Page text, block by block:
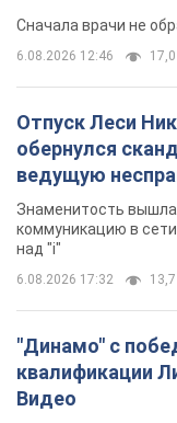
Сначала врачи не
6.08.2026 12:46 17,0
Отпуск Леси
обернулся
ведущую
Знаменитость
коммуникацию в
над "i"
6.08.2026 17:32 13,7
"Динамо" с
квалификации
Видео